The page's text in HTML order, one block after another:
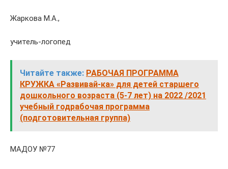
Жаркова М.А.,
учитель-логопед
Читайте также: РАБОЧАЯ ПРОГРАММА
КРУЖКА «Развивай-ка» для детей старшего
дошкольного возраста (5-7 лет) на 2022 /2021
учебный годрабочая программа
(подготовительная группа)
МАДОУ №77